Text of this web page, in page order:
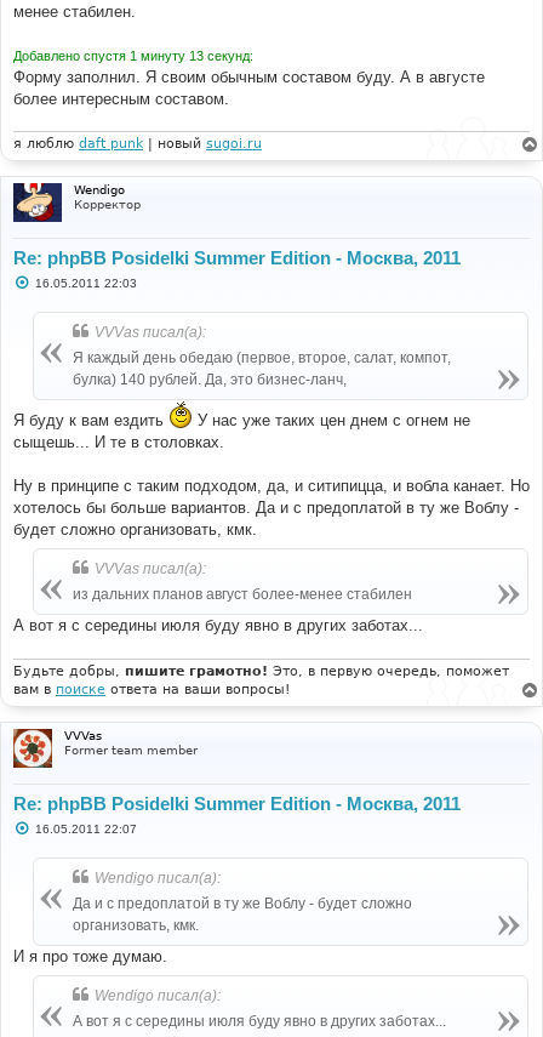
менее стабилен.
Добавлено спустя 1 минуту 13 секунд:
Форму заполнил. Я своим обычным составом буду. А в августе
более интересным составом.
я люблю daft punk | новый sugoi.ru
Wendigo
Корректор
Re: phpBB Posidelki Summer Edition - Москва, 2011
С
е
16.05.2011 22:03
VVVas писал(а):
Я каждый день обедаю (первое, второе, салат, компот,
булка) 140 рублей. Да, это бизнес-ланч,
Я буду к вам ездить
У нас уже таких цен днем с огнем не
сыщешь... И те в столовках.
Ну в принципе с таким подходом, да, и ситипицца, и вобла канает. Но
хотелось бы больше вариантов. Да и с предоплатой в ту же Воблу -
будет сложно организовать, кмк.
VVVas писал(а):
из дальних планов август более-менее стабилен
А вот я с середины июля буду явно в других заботах...
Будьте добры, пишите грамотно! Это, в первую очередь, поможет
вам в поиске ответа на ваши вопросы!
VVVas
Former team member
Re: phpBB Posidelki Summer Edition - Москва, 2011
С
е
16.05.2011 22:07
Wendigo писал(а):
Да и с предоплатой в ту же Воблу - будет сложно
организовать, кмк.
И я про тоже думаю.
Wendigo писал(а):
А вот я с середины июля буду явно в других заботах...